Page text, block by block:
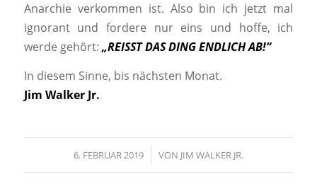
Anarchie verkommen ist. Also bin ich jetzt mal
ignorant und fordere nur eins und hoffe, ich
werde gehört: „REISST DAS DING ENDLICH AB!“
In diesem Sinne, bis nächsten Monat.
Jim Walker Jr.
6. FEBRUAR 2019
/ VON JIM WALKER JR.